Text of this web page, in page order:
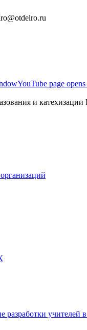
YouTube page
и
учителей